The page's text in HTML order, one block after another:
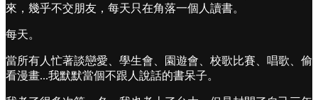
來，幾乎不交朋友，每天只在角落一個人讀書。
每天。
當所有人忙著談戀愛、學生會、園遊會、校歌比賽、唱歌、偷
看漫畫...我默默當個不跟人說話的書呆子。